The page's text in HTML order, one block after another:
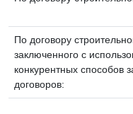
По договору
заключенного с
конкурентных способов
договоров: